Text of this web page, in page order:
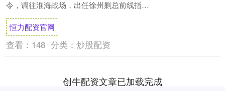
令，调往淮海战场，出任徐州剿总前线指挥
部的中将副参谋长（后期升为参谋长）。这
次调....
恒力配资官网
查看： 148 分类： 炒股配资
创牛配资文章已加载完成